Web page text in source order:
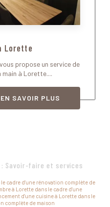
Lorette
propose un service de
main à Lorette....
EN SAVOIR PLUS
: Savoir-faire et services
cadre d'une rénovation complète de
à Lorette dans le cadre d'une
d'une cuisine à Lorette dans le
complète de maison